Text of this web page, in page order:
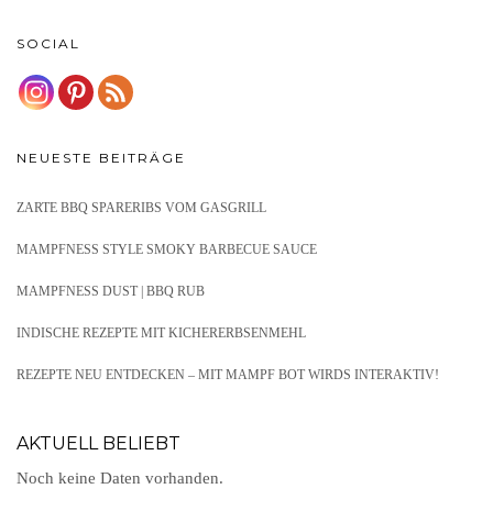
SOCIAL
NEUESTE BEITRÄGE
ZARTE BBQ SPARERIBS VOM GASGRILL
MAMPFNESS STYLE SMOKY BARBECUE SAUCE
MAMPFNESS DUST | BBQ RUB
INDISCHE REZEPTE MIT KICHERERBSENMEHL
REZEPTE NEU ENTDECKEN – MIT MAMPF BOT WIRDS INTERAKTIV!
AKTUELL BELIEBT
Noch keine Daten vorhanden.